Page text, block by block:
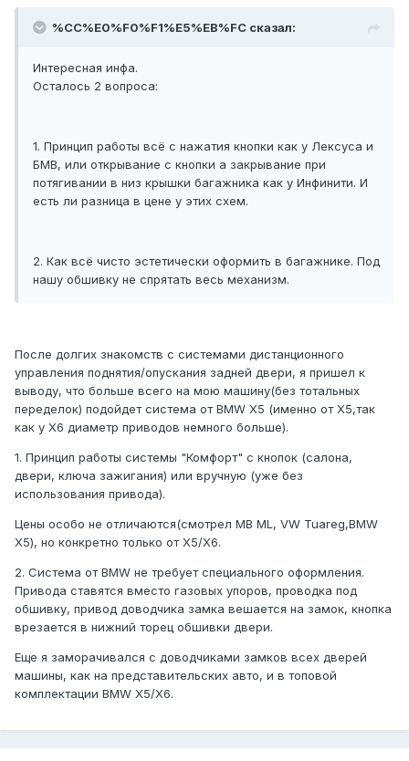
%CC%E0%F0%F1%E5%EB%FC сказал:
Интересная инфа.
Осталось 2 вопроса:
1. Принцип работы всё с нажатия кнопки как у Лексуса и
БМВ, или открывание с кнопки а закрывание при
потягивании в низ крышки багажника как у Инфинити. И
есть ли разница в цене у этих схем.
2. Как всё чисто эстетически оформить в багажнике. Под
нашу обшивку не спрятать весь механизм.
После долгих знакомств с системами дистанционного
управления поднятия/опускания задней двери, я пришел к
выводу, что больше всего на мою машину(без тотальных
переделок) подойдет система от BMW X5 (именно от Х5,так
как у Х6 диаметр приводов немного больше).
1. Принцип работы системы "Комфорт" с кнопок (салона,
двери, ключа зажигания) или вручную (уже без
использования привода).
Цены особо не отличаются(смотрел MB ML, VW Tuareg,BMW
X5), но конкретно только от X5/X6.
2. Система от BMW не требует специального оформления.
Привода ставятся вместо газовых упоров, проводка под
обшивку, привод доводчика замка вешается на замок, кнопка
врезается в нижний торец обшивки двери.
Еще я заморачивался с доводчиками замков всех дверей
машины, как на представительских авто, и в топовой
комплектации BMW X5/X6.